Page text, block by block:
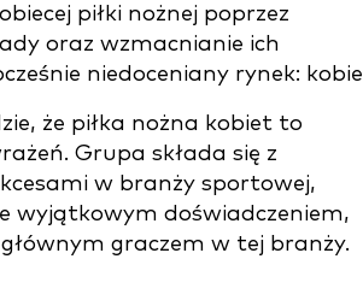
piłki nożnej poprzez
oraz wzmacnianie ich
niedoceniany rynek:
że piłka nożna kobiet to
Grupa składa się z
w branży sportowej,
wyjątkowym doświadczeniem,
graczem w tej branży.